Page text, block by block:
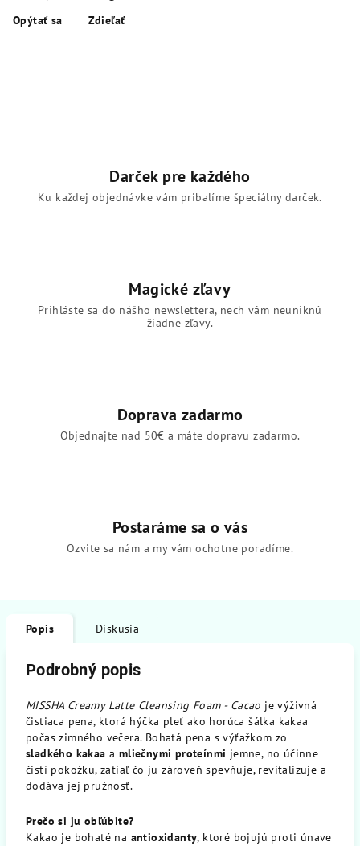
Opýtať sa Zdieľať
Darček pre každého
Ku každej objednávke vám pribalíme špeciálny darček.
Magické zľavy
Prihláste sa do nášho newslettera, nech vám neuniknú
žiadne zľavy.
Doprava zadarmo
Objednajte nad 50€ a máte dopravu zadarmo.
Postaráme sa o vás
Ozvite sa nám a my vám ochotne poradíme.
Popis Diskusia
Podrobný popis
MISSHA Creamy Latte Cleansing Foam - Cacao je výživná
čistiaca pena, ktorá hýčka pleť ako horúca šálka kakaa
počas zimného večera. Bohatá pena s výťažkom zo
sladkého kakaa a mliečnymi proteínmi jemne, no účinne
čistí pokožku, zatiaľ čo ju zároveň spevňuje, revitalizuje a
dodáva jej pružnosť.
Prečo si ju obľúbite?
Kakao je bohaté na antioxidanty, ktoré bojujú proti únave